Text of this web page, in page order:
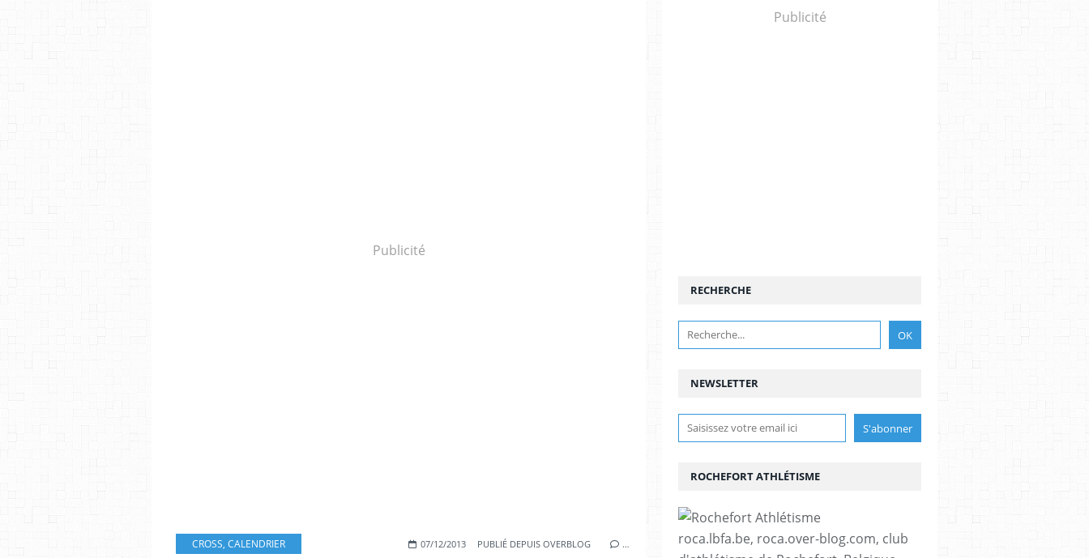
Publicité
CROSS, CALENDRIER 07/12/2013 PUBLIÉ DEPUIS OVERBLOG …
Publicité
NEWSLETTER
RECHERCHE
ROCHEFORT ATHLÉTISME
roca.lbfa.be, roca.over-blog.com, club